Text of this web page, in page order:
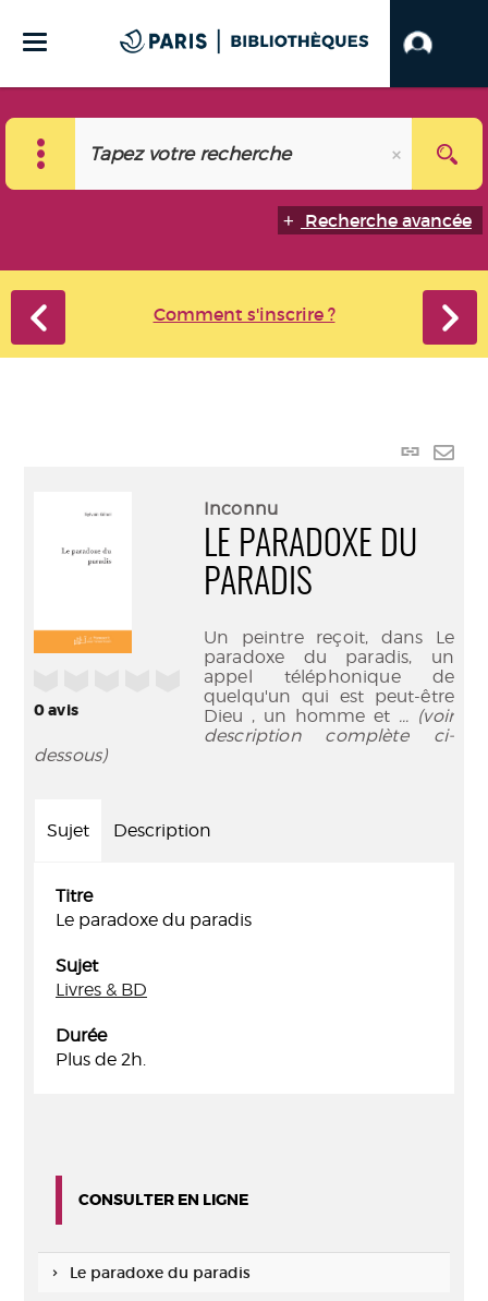
Recherche avancée
Comment s'inscrire ?
Lien
0avis
Inconnu
LE PARADOXE DU
PARADIS
Un peintre reçoit, dans Le
paradoxe du paradis, un
appel téléphonique de
quelqu'un qui est peut-être
Dieu , un homme et ... (voir
description complète ci-
dessous)
Sujet Description
Titre
Le paradoxe du paradis
Sujet
Livres & BD
Durée
Plus de 2h.
CONSULTER EN LIGNE
Le paradoxe du paradis